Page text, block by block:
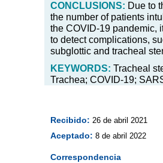
CONCLUSIONS: Due to
the number of patients
the COVID-19 pandemic,
to detect complications,
subglottic and tracheal
KEYWORDS: Tracheal
Trachea; COVID-19;
Recibido: 26 de abril 2021
Aceptado: 8 de abril 2022
Correspondencia